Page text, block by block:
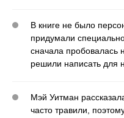
В книге не было
придумали
сначала пробовалась
решили написать для
Мэй Уитман
часто травили,